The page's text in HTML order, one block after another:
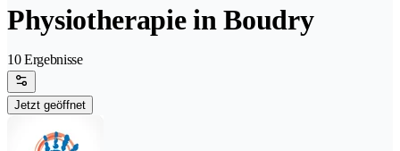
Physiotherapie in Boudry
10 Ergebnisse
Jetzt geöffnet